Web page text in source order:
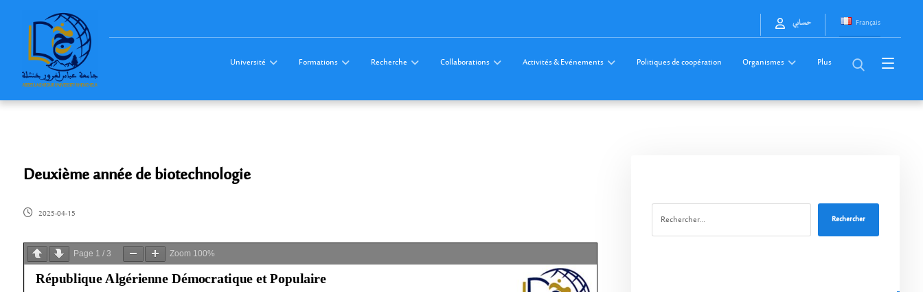
Français حسابي
Université Formations Recherche Collaborations Activités & Evénements Politiques de coopération Organismes Plus
Deuxième année de biotechnologie
2025-04-15
Page 1 / 3 Zoom 100%
Rechercher